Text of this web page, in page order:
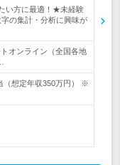
い方に最適！★未経験
の集計・分析に興味が
オンライン（全国各地
（想定年収350万円） ※